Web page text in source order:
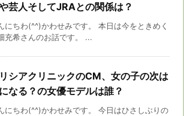
芸人そしてJRAとの関係は？
にちわ(^^)かわせみです。 本日は今をときめく
充希さんのお話です。 ...
シアクリニックのCM、女の子の次は
なる？の女優モデルは誰？
にちわ(^^)かわせみです。 今日はひさしぶりの